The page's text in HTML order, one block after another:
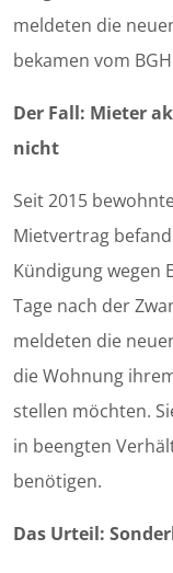
meldeten die
bekamen vom
Der Fall: Mieter
nicht
Seit 2015
Mietvertrag
Kündigung wegen
Tage nach der
meldeten die
die Wohnung
stellen möchten.
in beengten
benötigen.
Das Urteil: